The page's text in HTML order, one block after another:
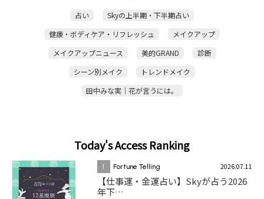
占い
Skyの上半期・下半期占い
健康・ボディケア・リフレッシュ
メイクアップ
メイクアップニュース
美的GRAND
診断
シーン別メイク
トレンドメイク
田中みな実｜花が言うには。
Today's Access Ranking
1 Fortune Telling 2026.07.11
【仕事運・金運占い】Skyが占う2026
年下…